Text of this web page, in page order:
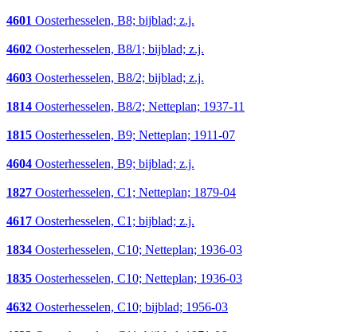
4601 Oosterhesselen, B8; bijblad; z.j.
4602 Oosterhesselen, B8/1; bijblad; z.j.
4603 Oosterhesselen, B8/2; bijblad; z.j.
1814 Oosterhesselen, B8/2; Netteplan; 1937-11
1815 Oosterhesselen, B9; Netteplan; 1911-07
4604 Oosterhesselen, B9; bijblad; z.j.
1827 Oosterhesselen, C1; Netteplan; 1879-04
4617 Oosterhesselen, C1; bijblad; z.j.
1834 Oosterhesselen, C10; Netteplan; 1936-03
1835 Oosterhesselen, C10; Netteplan; 1936-03
4632 Oosterhesselen, C10; bijblad; 1956-03